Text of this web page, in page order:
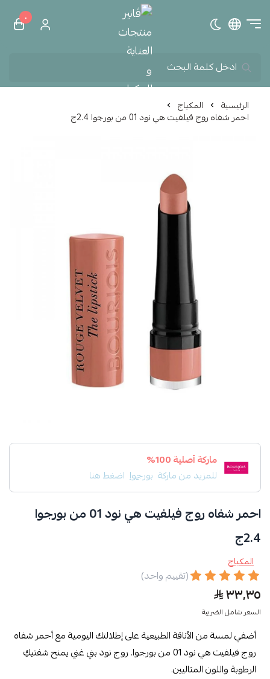
تبديل الوضع الداكنڤانير منتجات العناية و
٠
الرئيسية المكياج
احمر شفاه روج فيلفيت هي نود 01 من بورجوا 2.4ج
ماركة أصلية 100%
للمزيد من ماركة بورجوا اضغط هنا
احمر شفاه روج فيلفيت هي نود 01 من بورجوا
2.4ج
المكياج
(تقييم واحد)
٣٣٫٣٥
السعر شامل الضريبة
أضفي لمسة من الأناقة الطبيعية على إطلالتك اليومية مع أحمر شفاه
روج فيلفيت هي نود 01 من بورجوا. روج نود بني غني يمنح شفتيكِ
الرطوبة واللون المثاليين.